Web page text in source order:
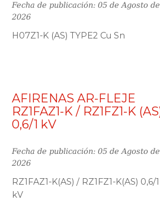
Fecha de publicación: 05 de Agosto de
2026
H07Z1-K (AS) TYPE2 Cu Sn
AFIRENAS AR-FLEJE
RZ1FAZ1-K / RZ1FZ1-K
0,6/1 kV
Fecha de publicación: 05 de Agosto de
2026
RZ1FAZ1-K(AS) / RZ1FZ1-K(AS) 0,6/1
kV